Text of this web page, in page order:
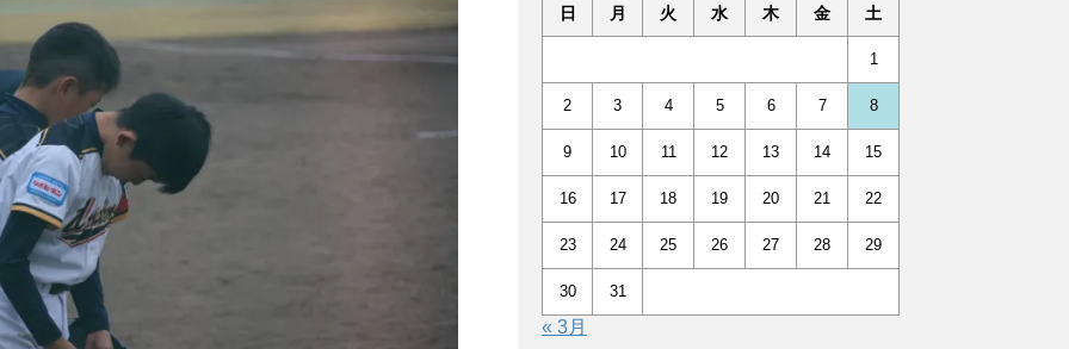
日 月 火 水 木 金 土
1
2 3 4 5 6 7 8
9 10 11 12 13 14 15
16 17 18 19 20 21 22
23 24 25 26 27 28 29
30 31
« 3月